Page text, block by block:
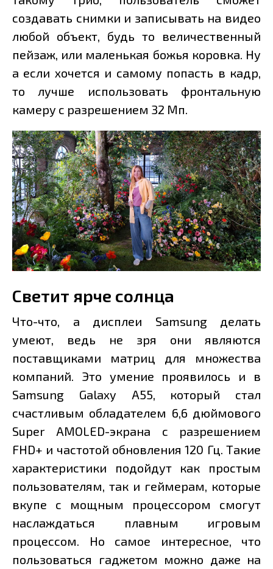
создавать снимки и записывать на видео
любой объект, будь то величественный
пейзаж, или маленькая божья коровка. Ну
а если хочется и самому попасть в кадр,
то лучше использовать фронтальную
камеру с разрешением 32 Мп.
Светит ярче солнца
Что-что, а дисплеи Samsung делать
умеют, ведь не зря они являются
поставщиками матриц для множества
компаний. Это умение проявилось и в
Samsung Galaxy A55, который стал
счастливым обладателем 6,6 дюймового
Super AMOLED-экрана с разрешением
FHD+ и частотой обновления 120 Гц. Такие
характеристики подойдут как простым
пользователям, так и геймерам, которые
вкупе с мощным процессором смогут
наслаждаться плавным игровым
процессом. Но самое интересное, что
пользоваться гаджетом можно даже на